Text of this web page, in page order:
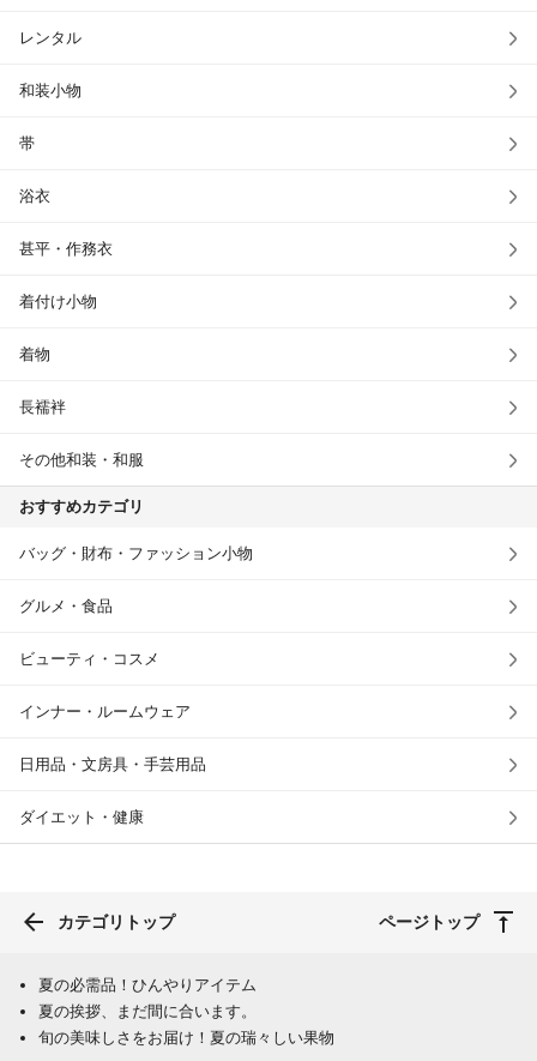
レンタル
和装小物
帯
浴衣
甚平・作務衣
着付け小物
着物
長襦袢
その他和装・和服
おすすめカテゴリ
バッグ・財布・ファッション小物
グルメ・食品
ビューティ・コスメ
インナー・ルームウェア
日用品・文房具・手芸用品
ダイエット・健康
カテゴリトップ ページトップ
夏の必需品！ひんやりアイテム
夏の挨拶、まだ間に合います。
旬の美味しさをお届け！夏の瑞々しい果物